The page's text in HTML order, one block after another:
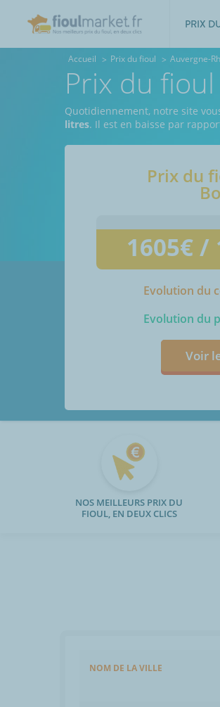
PRIX
Accueil Prix du fioul Auvergne-
Prix du
Quotidiennement, notre site
litres. Il est en baisse par
Prix du
1605€ /
Evolution du
Evolution du
Voir
NOS MEILLEURS PRIX DU
FIOUL, EN DEUX CLICS
NOM DE LA VILLE